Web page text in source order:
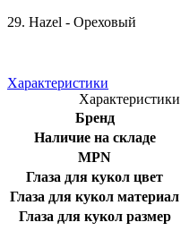
29. Hazel - Ореховый
Характеристики
Характеристики
Бренд
Наличие на складе
MPN
Глаза для кукол цвет
Глаза для кукол материал
Глаза для кукол размер